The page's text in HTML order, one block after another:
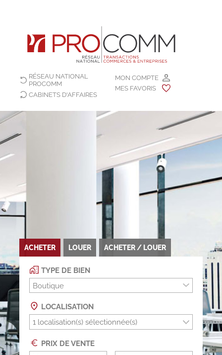
MON COMPTE
MES FAVORIS
RÉSEAU NATIONAL
PROCOMM
CABINETS D'AFFAIRES
ACHETER LOUER ACHETER / LOUER
TYPE DE BIEN
Boutique
LOCALISATION
PRIX DE VENTE